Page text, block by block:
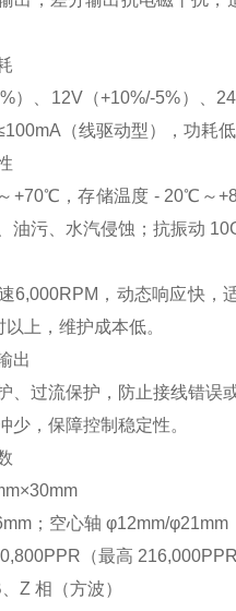
）、12V（+10%/-5%）、
（线驱动型），功耗
+70℃，存储温度 - 20℃～
油污、水汽侵蚀；抗振动
6,000RPM，动态响应快，
上，维护成本低。
出
、过流保护，防止接线错误
少，保障控制稳定性。
；空心轴 φ12mm/φ21mm
（最高 216,000PPR
Z 相（方波）